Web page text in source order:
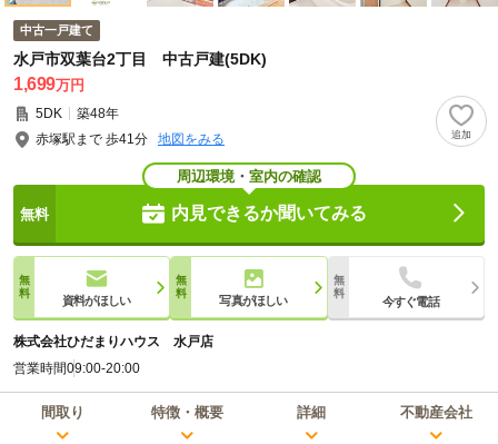
中古一戸建て
水戸市双葉台2丁目 中古戸建(5DK)
1,699万円
5DK
築48年
赤塚駅まで 歩41分
地図をみる
周辺環境 ・ 室内の確認
内見できるか聞いてみる
資料がほしい 写真がほしい 今すぐ電話
株式会社ひだまりハウス 水戸店
営業時間09:00-20:00
間取り 特徴・概要 詳細 不動産会社